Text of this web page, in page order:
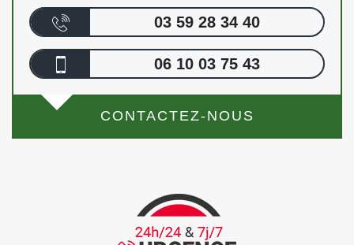
03 59 28 34 40
06 10 03 75 43
CONTACTEZ-NOUS